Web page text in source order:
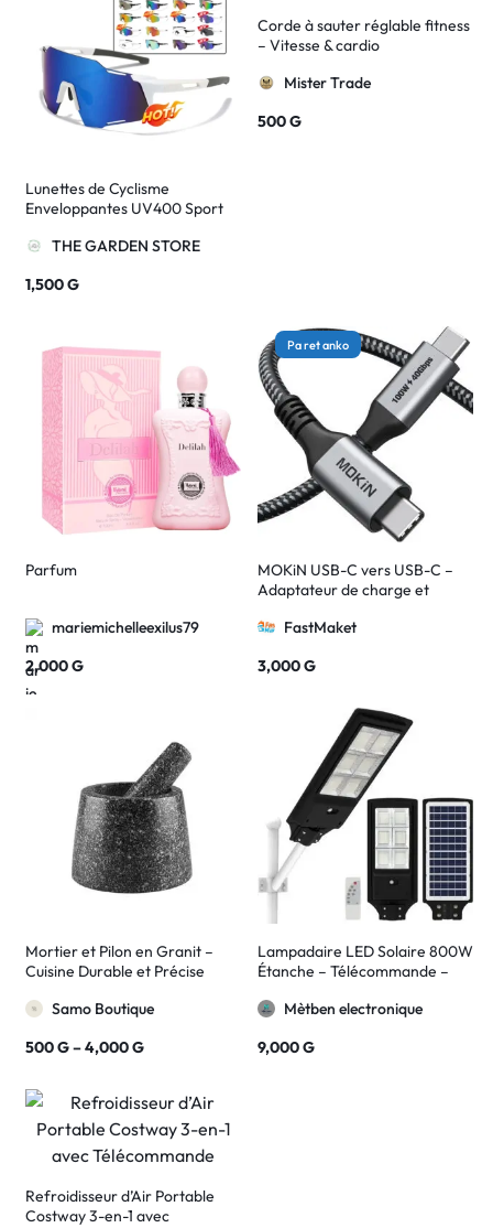
Lunettes de Cyclisme
Enveloppantes UV400 Sport
THE GARDEN STORE
1,500G
Corde à sauter réglable fitness
– Vitesse & cardio
Mister Trade
500G
Parfum
mariemichelleexilus79
2,000G
Pa ret anko
MOKiN USB-C vers USB-C –
Adaptateur de charge et
FastMaket
3,000G
Mortier et Pilon en Granit –
Cuisine Durable et Précise
Samo Boutique
500G–4,000G
Lampadaire LED Solaire 800W
Étanche – Télécommande –
Mètben electronique
9,000G
Refroidisseur d’Air Portable
Costway 3-en-1 avec